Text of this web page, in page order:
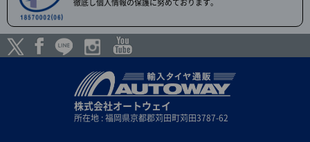
徹底し個人情報の保護に努めております。
株式会社オートウェイ
所在地 : 福岡県京都郡苅田町苅田3787-62